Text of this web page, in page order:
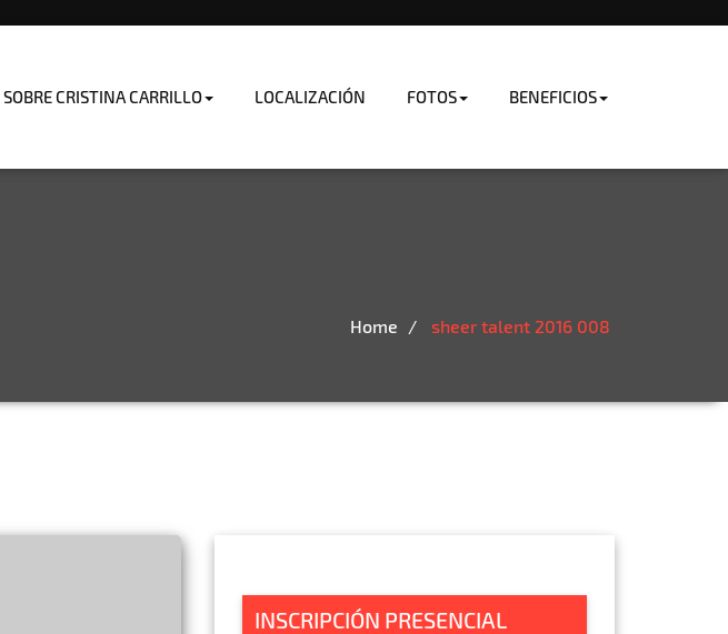
SOBRE CRISTINA CARRILLO LOCALIZACIÓN FOTOS BENEFICIOS
Home sheer talent 2016 008
INSCRIPCIÓN PRESENCIAL